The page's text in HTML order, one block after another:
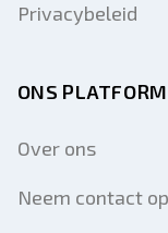
Privacybeleid
ONS PLATFORM
Over ons
Neem contact